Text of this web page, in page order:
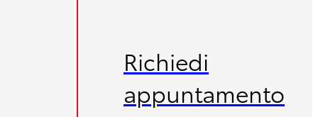
Richiedi
appuntamento